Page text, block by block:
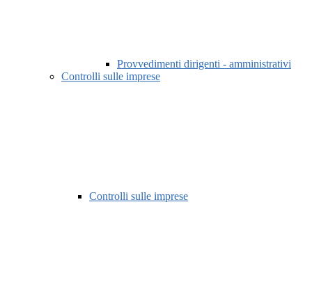
Provvedimenti dirigenti - amministrativi
Controlli sulle imprese
Controlli sulle imprese